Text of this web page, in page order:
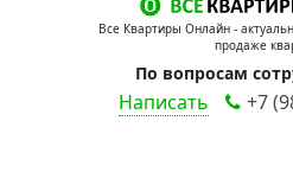
Все Квартиры Онлайн -
продаже
По вопросам
Написать +7